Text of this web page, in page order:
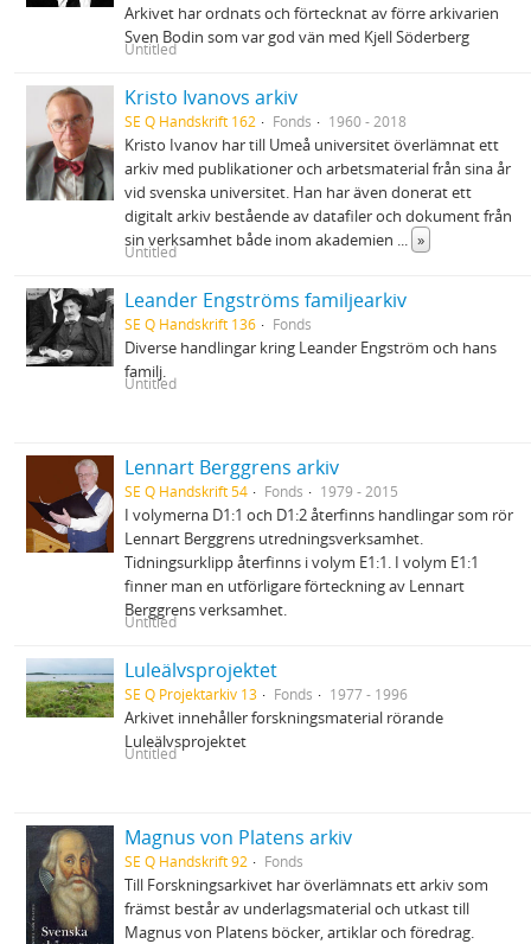
Arkivet har ordnats och förtecknat av förre arkivarien
Sven Bodin som var god vän med Kjell Söderberg
Untitled
Kristo Ivanovs arkiv
SE Q Handskrift 162 Fonds 1960 - 2018
Kristo Ivanov har till Umeå universitet överlämnat ett
arkiv med publikationer och arbetsmaterial från sina år
vid svenska universitet. Han har även donerat ett
digitalt arkiv bestående av datafiler och dokument från
sin verksamhet både inom akademien ... »
Untitled
Leander Engströms familjearkiv
SE Q Handskrift 136 Fonds
Diverse handlingar kring Leander Engström och hans
familj.
Untitled
Lennart Berggrens arkiv
SE Q Handskrift 54 Fonds 1979 - 2015
I volymerna D1:1 och D1:2 återfinns handlingar som rör
Lennart Berggrens utredningsverksamhet.
Tidningsurklipp återfinns i volym E1:1. I volym E1:1
finner man en utförligare förteckning av Lennart
Berggrens verksamhet.
Untitled
Luleälvsprojektet
SE Q Projektarkiv 13 Fonds 1977 - 1996
Arkivet innehåller forskningsmaterial rörande
Luleälvsprojektet
Untitled
Magnus von Platens arkiv
SE Q Handskrift 92 Fonds
Till Forskningsarkivet har överlämnats ett arkiv som
främst består av underlagsmaterial och utkast till
Magnus von Platens böcker, artiklar och föredrag.